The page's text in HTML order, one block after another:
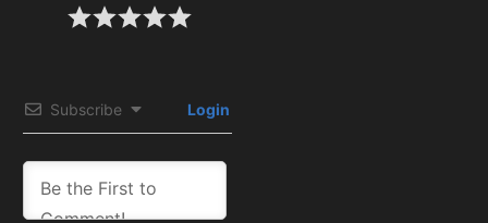
Subscribe Login